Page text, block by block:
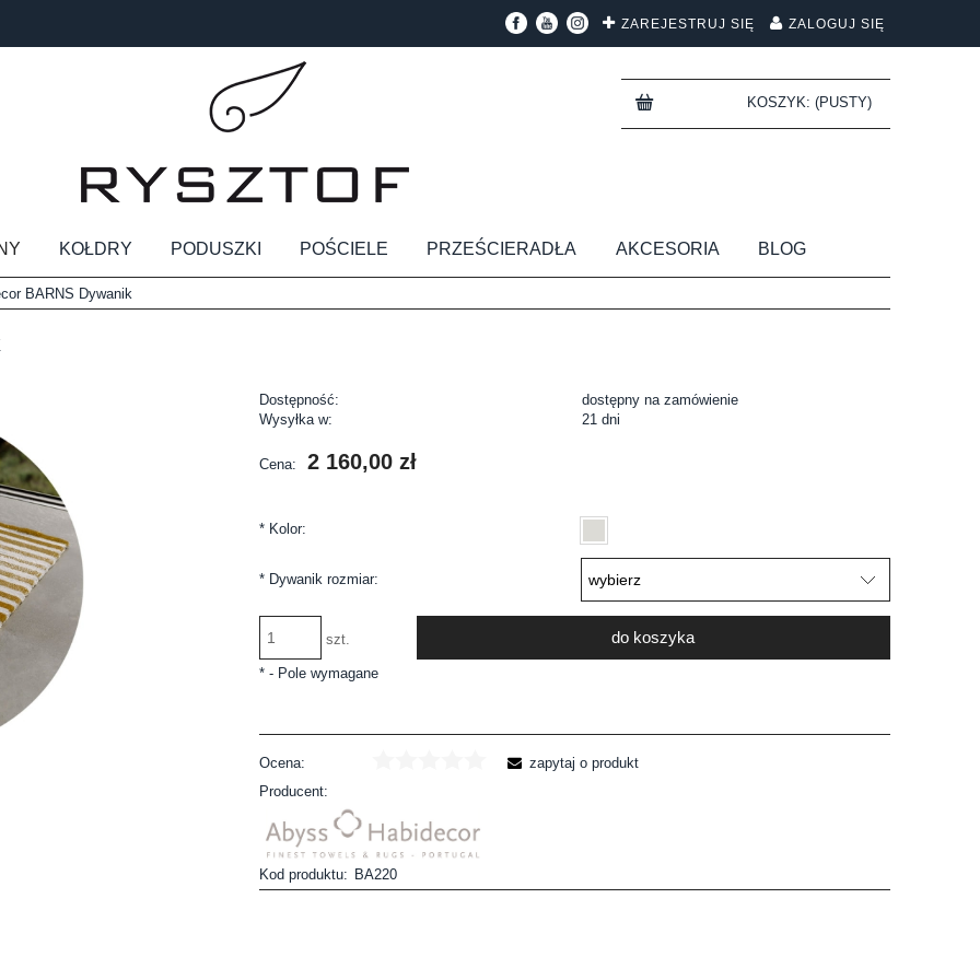
ZAREJESTRUJ SIĘ ZALOGUJ SIĘ
KOSZYK: (PUSTY)
KOŁDRY PODUSZKI POŚCIELE PRZEŚCIERADŁA AKCESORIA BLOG
BARNS Dywanik
Dostępność:
dostępny na zamówienie
Wysyłka w:
21 dni
Cena: 2 160,00 zł
*Kolor:
*Dywanik rozmiar:
szt. do koszyka
*- Pole wymagane
Ocena:
Producent:
Kod produktu: BA220
zapytaj o produkt